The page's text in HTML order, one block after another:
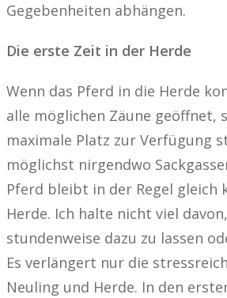
Gegebenheiten abhängen.
Die erste Zeit in der Herde
Wenn das Pferd in die Herde
alle möglichen Zäune geöffnet,
maximale Platz zur Verfügung
möglichst nirgendwo
Pferd bleibt in der Regel
Herde. Ich halte nicht viel
stundenweise dazu zu lassen
Es verlängert nur die
Neuling und Herde. In den